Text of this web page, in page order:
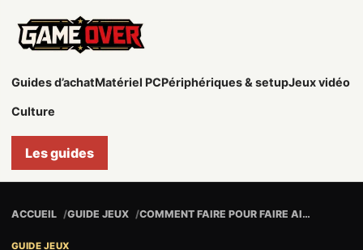
Game
Guides d’achatMatériel PCPériphériques & setupJeux vidéo
Culture
Les guides
ACCUEIL GUIDE JEUX COMMENT FAIRE POUR FAIRE AIMER LES JEUX VIDÉO À QUELQU’UN ?
GUIDE JEUX